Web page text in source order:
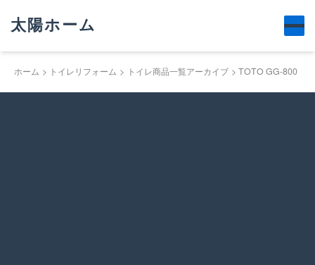
太陽ホーム
ホーム トイレリフォーム トイレ商品一覧アーカイブ TOTO GG-800